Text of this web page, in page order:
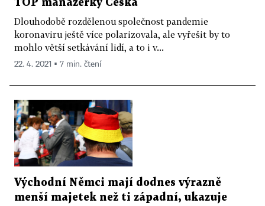
TOP manažerky Česka
Dlouhodobě rozdělenou společnost pandemie
koronaviru ještě více polarizovala, ale vyřešit by to
mohlo větší setkávání lidí, a to i v...
22. 4. 2021 ▪ 7 min. čtení
Východní Němci mají dodnes výrazně
menší majetek než ti západní, ukazuje